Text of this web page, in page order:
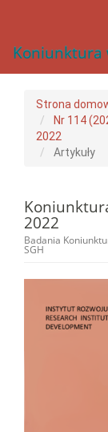
Koniunktura
Strona
Nr 114
2022
Artykuły
2022
Badania
SGH